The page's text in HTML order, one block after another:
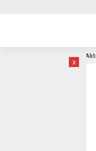
x
Aktor dan Pemodalnya